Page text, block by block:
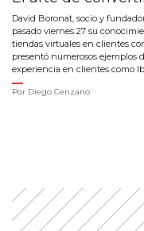
David Boronat, socio y
pasado viernes 27 su
tiendas virtuales en clientes
presentó numerosos ejemplos
experiencia en clientes como
Por Diego Cenzano